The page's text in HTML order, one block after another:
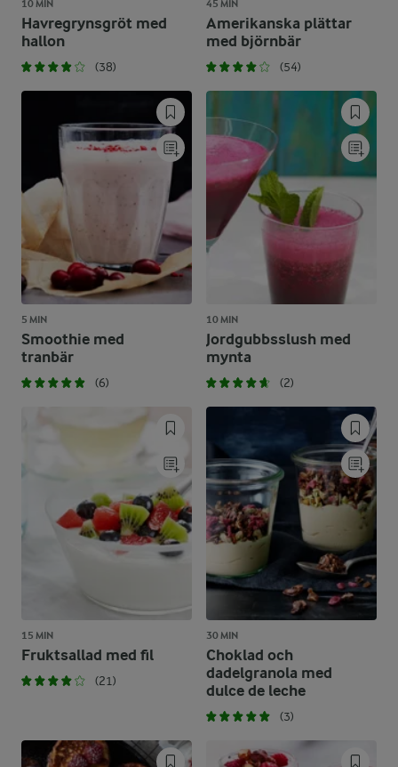
10 MIN
Havregrynsgröt med
hallon
(38)
45 MIN
Amerikanska plättar
med björnbär
(54)
5 MIN
Smoothie med
tranbär
(6)
10 MIN
Jordgubbsslush med
mynta
(2)
15 MIN
Fruktsallad med fil
(21)
30 MIN
Choklad och
dadelgranola med
dulce de leche
(3)